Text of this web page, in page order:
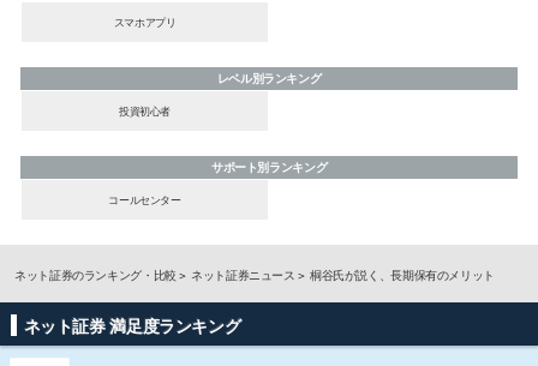
スマホアプリ
レベル別ランキング
投資初心者
サポート別ランキング
コールセンター
ネット証券のランキング・比較 ネット証券ニュース 桐谷氏が説く、長期保有のメリット
ネット証券 満足度ランキング